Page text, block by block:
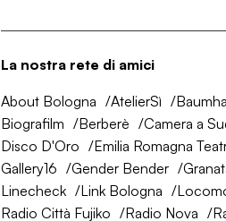
La nostra rete di amici
About Bologna AtelierSì
Biografilm
Berberè Camera a
Disco D'Oro
Emilia Romagna
Gallery16
Gender Bender
Linecheck
Link Bologna
Radio Città Fujiko
Radio Nova